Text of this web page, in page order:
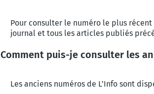
Pour consulter le numéro le plus
journal et tous les articles publiés
Comment puis-je consulter les
Les anciens numéros de L’Info sont